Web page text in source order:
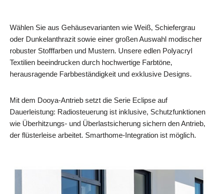
Wählen Sie aus Gehäusevarianten wie Weiß, Schiefergrau
oder Dunkelanthrazit sowie einer großen Auswahl modischer
robuster Stofffarben und Mustern. Unsere edlen Polyacryl
Textilien beeindrucken durch hochwertige Farbtöne,
herausragende Farbbeständigkeit und exklusive Designs.
Mit dem Dooya-Antrieb setzt die Serie Eclipse auf
Dauerleistung: Radiosteuerung ist inklusive, Schutzfunktionen
wie Überhitzungs- und Überlastsicherung sichern den Antrieb,
der flüsterleise arbeitet. Smarthome-Integration ist möglich.